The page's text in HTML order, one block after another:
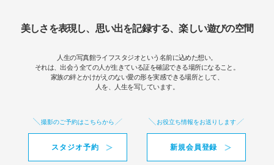
美しさを表現し、思い出を記録する、楽しい遊びの空間
人生の写真館ライフスタジオという名前に込めた想い。
それは、出会う全ての人が生きている証を確認できる場所になること。
家族の絆とかけがえのない愛の形を実感できる場所として、
人を、人生を写しています。
撮影のご予約はこちらから
スタジオ予約
お役立ち情報をお送りします
新規会員登録